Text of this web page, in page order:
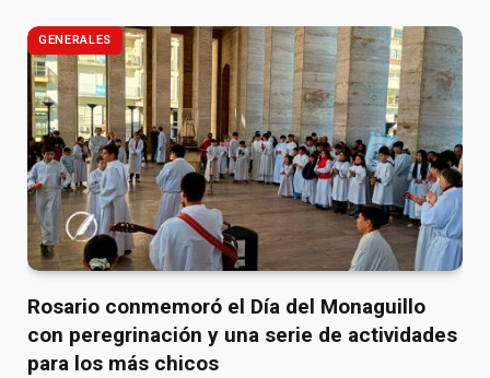
GENERALES
Rosario conmemoró el Día del Monaguillo
con peregrinación y una serie de actividades
para los más chicos